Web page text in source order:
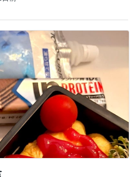
読む
ップした牛肉
日前
グ